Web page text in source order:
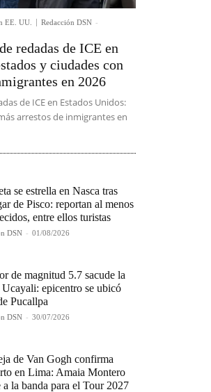
EE. UU. Redacción DSN -
redadas de ICE en
y ciudades con
en 2026
de ICE en Estados Unidos:
arrestos de inmigrantes en
se estrella en Nasca tras
de Pisco: reportan al menos
entre ellos turistas
DSN - 01/08/2026
de magnitud 5.7 sacude la
epicentro se ubicó
Pucallpa
DSN - 30/07/2026
de Van Gogh confirma
en Lima: Amaia Montero
a la banda para el Tour 2027